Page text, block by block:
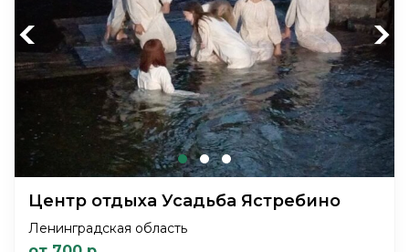
Previous Next
Центр отдыха Усадьба Ястребино
Ленинградская область